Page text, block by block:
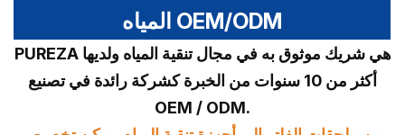
المياه OEM/ODM
PUREZA هي شريك موثوق به في مجال تنقية المياه ولديها
أكثر من 10 سنوات من الخبرة كشركة رائدة في تصنيع
OEM / ODM.